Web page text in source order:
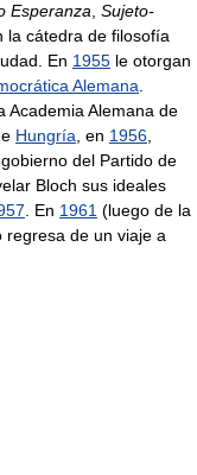
Esperanza Sujeto-
la cátedra de filosofía
En 1955 le otorgan
Alemana
Academia Alemana de
Hungría , en 1956
del Partido de
Bloch sus ideales
. En 1961 (luego de la
regresa de un viaje a